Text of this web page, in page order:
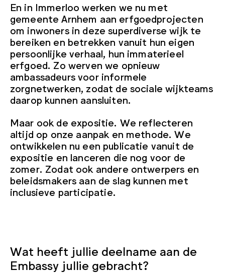
En in Immerloo werken we nu met
gemeente Arnhem aan erfgoedprojecten
om inwoners in deze superdiverse wijk te
bereiken en betrekken vanuit hun eigen
persoonlijke verhaal, hun immaterieel
erfgoed. Zo werven we opnieuw
ambassadeurs voor informele
zorgnetwerken, zodat de sociale wijkteams
daarop kunnen aansluiten.
Maar ook de expositie. We reflecteren
altijd op onze aanpak en methode. We
ontwikkelen nu een publicatie vanuit de
expositie en lanceren die nog voor de
zomer. Zodat ook andere ontwerpers en
beleidsmakers aan de slag kunnen met
inclusieve participatie.
Wat heeft jullie deelname aan de
Embassy jullie gebracht?